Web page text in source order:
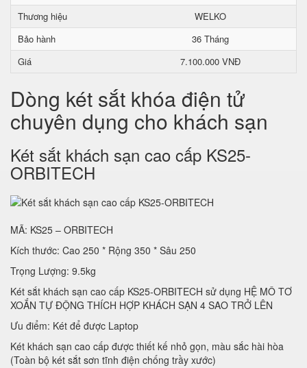
Thương hiệu
WELKO
Bảo hành
36 Tháng
Giá
7.100.000 VNĐ
Dòng két sắt khóa điện tử
chuyên dụng cho khách sạn
Két sắt khách sạn cao cấp KS25-
ORBITECH
MÃ: KS25 – ORBITECH
Kích thước: Cao 250 * Rộng 350 * Sâu 250
Trọng Lượng: 9.5kg
Két sắt khách sạn cao cấp KS25-ORBITECH sử dụng HỆ MÔ TƠ
XOẮN TỰ ĐỘNG THÍCH HỢP KHÁCH SẠN 4 SAO TRỞ LÊN
Ưu điểm: Két để được Laptop
Két khách sạn cao cấp được thiết kế nhỏ gọn, màu sắc hài hòa
(Toàn bộ két sắt sơn tĩnh điện chống trầy xước)